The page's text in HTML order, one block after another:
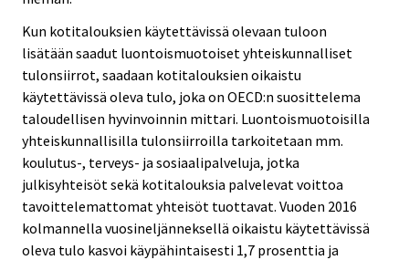
Kun kotitalouksien käytettävissä olevaan tuloon
lisätään saadut luontoismuotoiset yhteiskunnalliset
tulonsiirrot, saadaan kotitalouksien oikaistu
käytettävissä oleva tulo, joka on OECD:n suosittelema
taloudellisen hyvinvoinnin mittari. Luontoismuotoisilla
yhteiskunnallisilla tulonsiirroilla tarkoitetaan mm.
koulutus-, terveys- ja sosiaalipalveluja, jotka
julkisyhteisöt sekä kotitalouksia palvelevat voittoa
tavoittelemattomat yhteisöt tuottavat. Vuoden 2016
kolmannella vuosineljänneksellä oikaistu käytettävissä
oleva tulo kasvoi käypähintaisesti 1,7 prosenttia ja